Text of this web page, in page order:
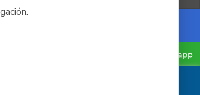
Powered by Nexura